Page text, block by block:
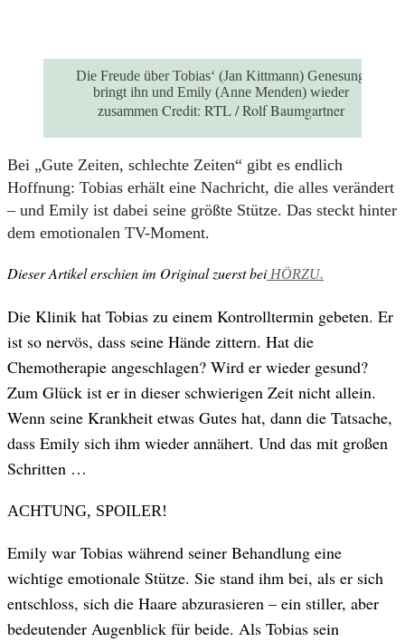
Die Freude über Tobias‘ (Jan Kittmann) Genesung
bringt ihn und Emily (Anne Menden) wieder
zusammen Credit: RTL / Rolf Baumgartner
Bei „Gute Zeiten, schlechte Zeiten“ gibt es endlich
Hoffnung: Tobias erhält eine Nachricht, die alles verändert
– und Emily ist dabei seine größte Stütze. Das steckt hinter
dem emotionalen TV-Moment.
Dieser Artikel erschien im Original zuerst beiHÖRZU.
Die Klinik hat Tobias zu einem Kontrolltermin gebeten. Er
ist so nervös, dass seine Hände zittern. Hat die
Chemotherapie angeschlagen? Wird er wieder gesund?
Zum Glück ist er in dieser schwierigen Zeit nicht allein.
Wenn seine Krankheit etwas Gutes hat, dann die Tatsache,
dass Emily sich ihm wieder annähert. Und das mit großen
Schritten …
ACHTUNG, SPOILER!
Emily war Tobias während seiner Behandlung eine
wichtige emotionale Stütze. Sie stand ihm bei, als er sich
entschloss, sich die Haare abzurasieren – ein stiller, aber
bedeutender Augenblick für beide. Als Tobias sein